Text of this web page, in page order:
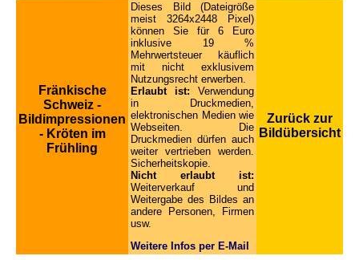
Fränkische
Schweiz -
Bildimpressionen
- Kröten im
Frühling
Dieses Bild (Dateigröße
meist 3264x2448 Pixel)
können Sie für 6 Euro
inklusive 19 %
Mehrwertsteuer käuflich
mit nicht exklusivem
Nutzungsrecht erwerben.
Erlaubt ist: Verwendung
in Druckmedien,
elektronischen Medien wie
Webseiten. Die
Druckmedien dürfen auch
weiter vertrieben werden.
Sicherheitskopie.
Nicht erlaubt ist:
Weiterverkauf und
Weitergabe des Bildes an
andere Personen, Firmen
usw.
Weitere Infos per E-Mail
Zurück zur
Bildübersicht